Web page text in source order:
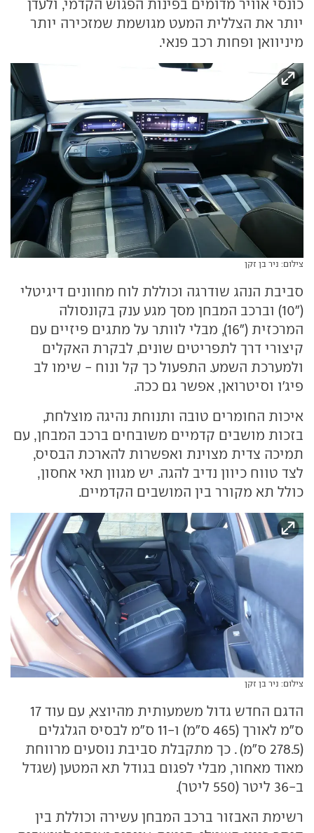
כונסי אוויר מדומים בפינות הפגוש הקדמי, ולעדן
יותר את הצללית המעט מגושמת שמזכירה יותר
מיניוואן ופחות רכב פנאי.
צילום: ניר בן זקן
סביבת הנהג שודרגה וכוללת לוח מחוונים דיגיטלי
("10) וברכב המבחן מסך מגע ענק בקונסולה
המרכזית ("16), מבלי לוותר על מתגים פיזיים עם
קיצורי דרך לתפריטים שונים, לבקרת האקלים
ולמערכת השמע. התפעול כך קל ונוח - שימו לב
פיג'ו וסיטרואן, אפשר גם ככה.
איכות החומרים טובה ותנוחת נהיגה מוצלחת,
בזכות מושבים קדמיים משובחים ברכב המבחן, עם
תמיכה צדית מצוינת ואפשרות להארכת הבסיס,
לצד טווח כיוון נדיב להגה. יש מגוון תאי אחסון,
כולל תא מקורר בין המושבים הקדמיים.
צילום: ניר בן זקן
הדגם החדש גדול משמעותית מהיוצא, עם עוד 17
ס"מ לאורך (465 ס"מ) ו-11 ס"מ לבסיס הגלגלים
(278.5 ס"מ) . כך מתקבלת סביבת נוסעים מרווחת
מאוד מאחור, מבלי לפגום בגודל תא המטען (שגדל
ב-36 ליטר (550 ליטר).
רשימת האבזור ברכב המבחן עשירה וכוללת בין